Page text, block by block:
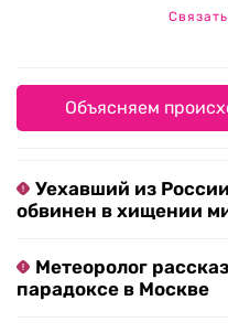
Объясняем
Уехавший из
обвинен в хищении
Метеоролог
парадоксе в Москве